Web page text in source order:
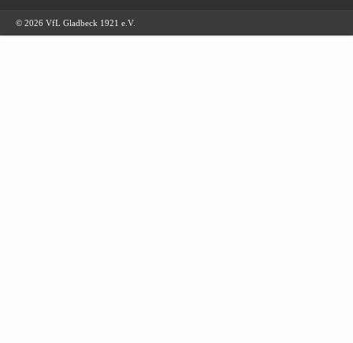
© 2026 VfL Gladbeck 1921 e.V.